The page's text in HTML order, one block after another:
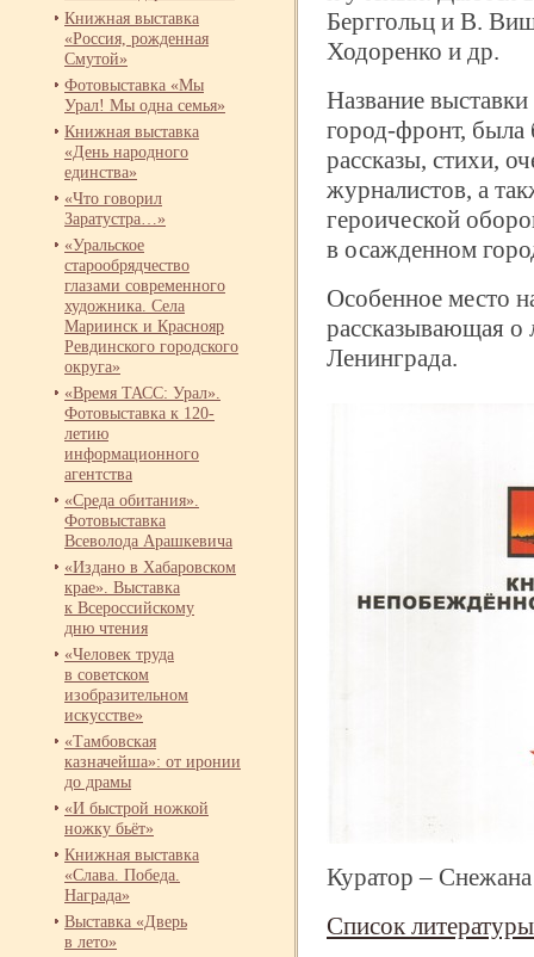
Книжная выставка
«Россия, рожденная
Смутой»
Фотовыставка «Мы
Урал! Мы одна семья»
Книжная выставка
«День народного
единства»
«Что говорил
Заратустра…»
«Уральское
старообрядчество
глазами современного
художника. Села
Мариинск и Краснояр
Ревдинского городского
округа»
«Время ТАСС: Урал».
Фотовыставка к 120-
летию
информационного
агентства
«Среда обитания».
Фотовыставка
Всеволода Арашкевича
«Издано в Хабаровском
крае». Выставка
к Всероссийскому
дню чтения
«Человек труда
в советском
изобразительном
искусстве»
«Тамбовская
казначейша»: от иронии
до драмы
«И быстрой ножкой
ножку бьёт»
Книжная выставка
«Слава. Победа.
Награда»
Выставка «Дверь
в лето»
Берггольц и В.
Ходоренко и др.
Название
город-фронт, была
рассказы, стихи,
журналистов, а
героической
в осажденном
Особенное место
рассказывающая о
Ленинграда.
Куратор –
Список литературы